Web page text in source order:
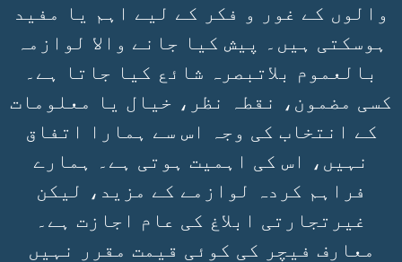
والوں کے غور و فکر کے لیے اہم یا مفید
ہوسکتی ہیں۔ پیش کیا جانے والا لوازمہ
بالعموم بلاتبصرہ شائع کیا جاتا ہے۔
کسی مضمون، نقطہ نظر، خیال یا معلومات
کے انتخاب کی وجہ اس سے ہمارا اتفاق
نہیں، اس کی اہمیت ہوتی ہے۔ ہمارے
فراہم کردہ لوازمے کے مزید، لیکن
غیرتجارتی ابلاغ کی عام اجازت ہے۔
معارف فیچر کی کوئی قیمت مقرر نہیں